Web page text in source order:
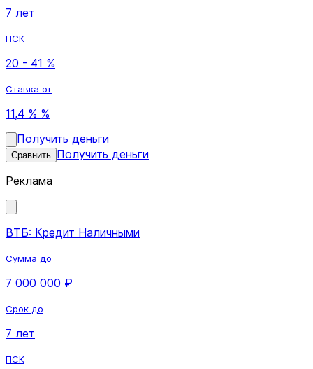
7 лет
ПСК
20 - 41 %
Ставка от
11,4 % %
Получить деньги
Сравнить Получить деньги
Реклама
ВТБ: Кредит Наличными
Сумма до
7 000 000 ₽
Срок до
7 лет
ПСК